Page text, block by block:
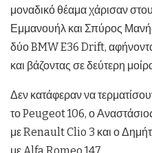
μοναδικό θέαμα χάρισαν
Εμμανουήλ και Σπύρος
δύο BMW E36 Drift,
και βάζοντας σε δεύτερη
Δεν κατάφεραν να
το Peugeot 106, ο
με Renault Clio 3 και ο